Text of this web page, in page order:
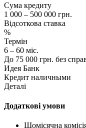
Сума кредиту
1 000 – 500 000 грн.
Відсоткова ставка
%
Термін
6 – 60 міс.
До 75 000 грн. без
Идея Банк
Кредит наличными
Деталі
Додаткові умови
Щомісячна